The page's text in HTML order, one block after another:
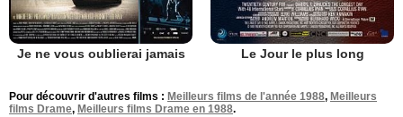
Je ne vous oublierai jamais Le Jour le plus long
Pour découvrir d'autres films : Meilleurs films de l'année 1988, Meilleurs
films Drame, Meilleurs films Drame en 1988.